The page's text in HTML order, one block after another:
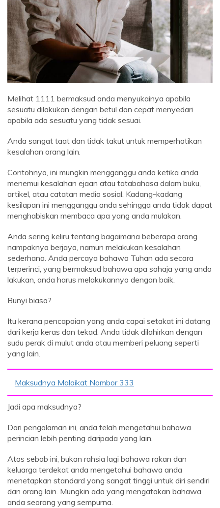
Melihat 1111 bermaksud anda menyukainya apabila
sesuatu dilakukan dengan betul dan cepat menyedari
apabila ada sesuatu yang tidak sesuai.
Anda sangat taat dan tidak takut untuk memperhatikan
kesalahan orang lain.
Contohnya, ini mungkin mengganggu anda ketika anda
menemui kesalahan ejaan atau tatabahasa dalam buku,
artikel, atau catatan media sosial. Kadang-kadang
kesilapan ini mengganggu anda sehingga anda tidak dapat
menghabiskan membaca apa yang anda mulakan.
Anda sering keliru tentang bagaimana beberapa orang
nampaknya berjaya, namun melakukan kesalahan
sederhana. Anda percaya bahawa Tuhan ada secara
terperinci, yang bermaksud bahawa apa sahaja yang anda
lakukan, anda harus melakukannya dengan baik.
Bunyi biasa?
Itu kerana pencapaian yang anda capai setakat ini datang
dari kerja keras dan tekad. Anda tidak dilahirkan dengan
sudu perak di mulut anda atau memberi peluang seperti
yang lain.
Maksudnya Malaikat Nombor 333
Jadi apa maksudnya?
Dari pengalaman ini, anda telah mengetahui bahawa
perincian lebih penting daripada yang lain.
Atas sebab ini, bukan rahsia lagi bahawa rakan dan
keluarga terdekat anda mengetahui bahawa anda
menetapkan standard yang sangat tinggi untuk diri sendiri
dan orang lain. Mungkin ada yang mengatakan bahawa
anda seorang yang sempurna.